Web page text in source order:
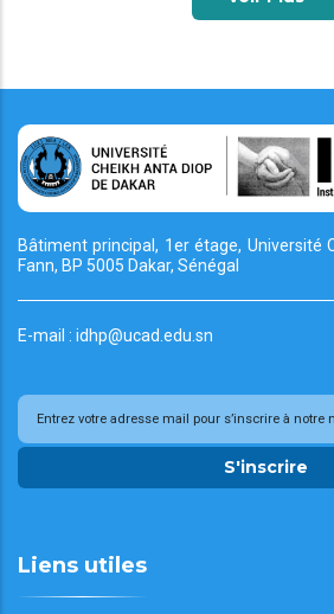
Bâtiment principal, 1er étage, Université
Fann, BP 5005 Dakar, Sénégal
E-mail : idhp@ucad.edu.sn
S'inscrire
Liens utiles